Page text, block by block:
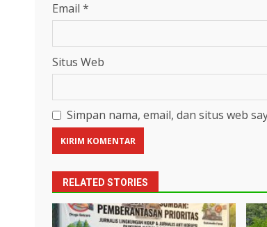
Email *
Situs Web
Simpan nama, email, dan situs web
RELATED STORIES